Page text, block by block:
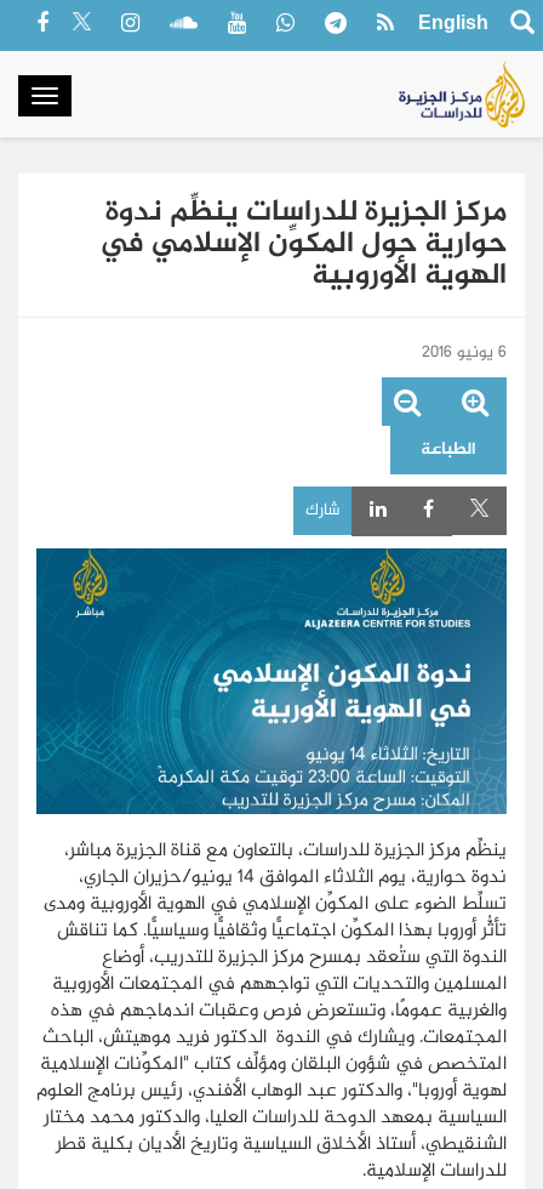
English
مركز الجزيرة للدراسات ينظِّم ندوة
حوارية حول المكوِّن الإسلامي في
الهوية الأوروبية
6 يونيو 2016
الطباعة
شارك
ينظِّم مركز الجزيرة للدراسات، بالتعاون مع قناة الجزيرة مباشر،
ندوة حوارية، يوم الثلاثاء الموافق 14 يونيو/حزيران الجاري،
تسلِّط الضوء على المكوِّن الإسلامي في الهوية الأوروبية ومدى
تأثُّر أوروبا بهذا المكوِّن اجتماعيًّا وثقافيًّا وسياسيًّا. كما تناقش
الندوة التي ستُعقد بمسرح مركز الجزيرة للتدريب، أوضاع
المسلمين والتحديات التي تواجههم في المجتمعات الأوروبية
والغربية عمومًا، وتستعرض فرص وعقبات اندماجهم في هذه
المجتمعات. ويشارك في الندوة الدكتور فريد موهيتش، الباحث
المتخصص في شؤون البلقان ومؤلِّف كتاب "المكوِّنات الإسلامية
لهوية أوروبا"، والدكتور عبد الوهاب الأفندي، رئيس برنامج العلوم
السياسية بمعهد الدوحة للدراسات العليا، والدكتور محمد مختار
الشنقيطي، أستاذ الأخلاق السياسية وتاريخ الأديان بكلية قطر
للدراسات الإسلامية.